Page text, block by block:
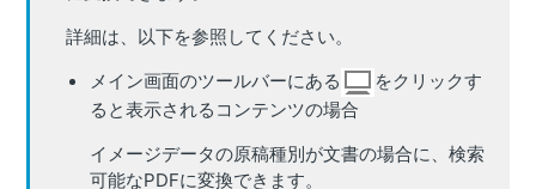
詳細は、以下を参照してください。
メイン画面のツールバーにある
をクリックす
ると表示されるコンテンツの場合
イメージデータの原稿種別が文書の場合に、検索
可能なPDFに変換できます。